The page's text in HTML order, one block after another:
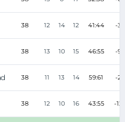
38 12 14 12 41:44 -3
38 13 10 15 46:55 -9
38 11 13 14 59:61 -2
38 12 10 16 43:55 -12